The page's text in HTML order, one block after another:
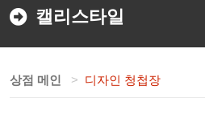
캘리스타일
상점 메인 디자인 청첩장